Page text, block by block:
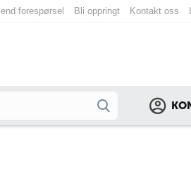
forespørsel Bli oppringt Kontakt oss